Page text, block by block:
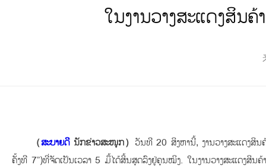
ໃນງານວາງສະແດງສິນ
（ສະບາຍດີນັກຂ່າວສະໜຸກ）ວັນທີ 20 ສິງຫານີ້, ງານວາງສະແດງສິນ
ຄັ້ງທີ 7”)ທີ່ຈັດເປັນເວລາ 5 ມຶ້ໄດ້ສິ້ນສຸດລົງຢູ່ຄຸນໝິງ. ໃນງານວາງສະແດງສິ